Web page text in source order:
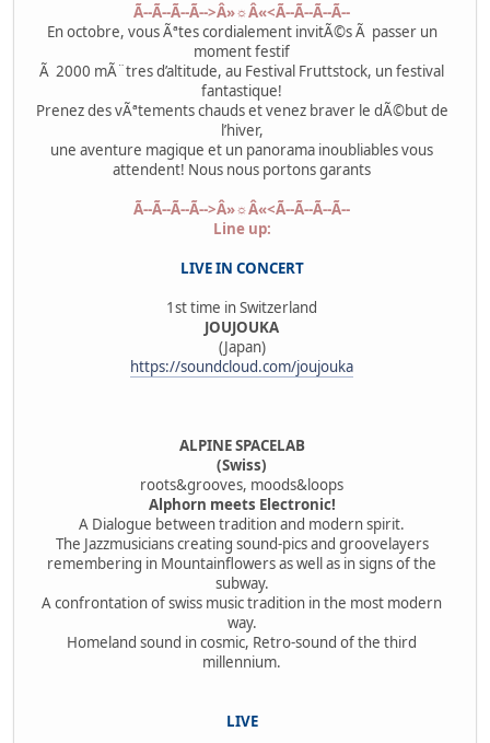
Ã--Ã--Ã--Ã-->Â»☼Â«<Ã--Ã--Ã--Ã--
En octobre, vous Ãªtes cordialement invitÃ©s Ã passer un
moment festif
Ã 2000 mÃ¨tres d’altitude, au Festival Fruttstock, un festival
fantastique!
Prenez des vÃªtements chauds et venez braver le dÃ©but de
l’hiver,
une aventure magique et un panorama inoubliables vous
attendent! Nous nous portons garants
Ã--Ã--Ã--Ã-->Â»☼Â«<Ã--Ã--Ã--Ã--
Line up:
LIVE IN CONCERT
1st time in Switzerland
JOUJOUKA
(Japan)
https://soundcloud.com/joujouka
ALPINE SPACELAB
(Swiss)
roots&grooves, moods&loops
Alphorn meets Electronic!
A Dialogue between tradition and modern spirit.
The Jazzmusicians creating sound-pics and groovelayers
remembering in Mountainflowers as well as in signs of the
subway.
A confrontation of swiss music tradition in the most modern
way.
Homeland sound in cosmic, Retro-sound of the third
millennium.
LIVE